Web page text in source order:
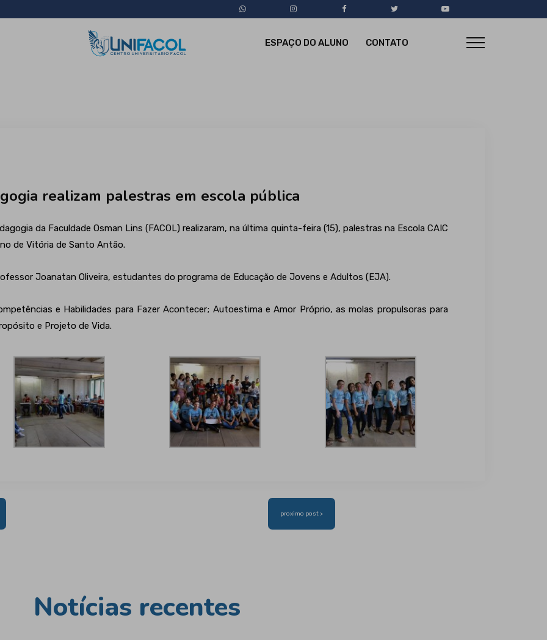
ESPAÇO DO ALUNO CONTATO
realizam palestras em escola pública
da Faculdade Osman Lins (FACOL) realizaram, na última quinta-feira (15), palestras na Escola CAIC
de Vitória de Santo Antão.
Joanatan Oliveira, estudantes do programa de Educação de Jovens e Adultos (EJA).
e Habilidades para Fazer Acontecer; Autoestima e Amor Próprio, as molas propulsoras para
e Projeto de Vida.
proximo post >
Notícias recentes